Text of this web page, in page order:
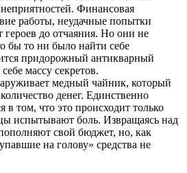
Финансовая
работы, неудачные попытки
героев до отчаяния. Но они не
бы то ни было найти себе
придорожный антикварный
массу секретов.
медный чайник, который
денег. Единственно
в том, что это происходит только
испытывают боль. Извращаясь над
свой бюджет, но, как
на голову» средства не